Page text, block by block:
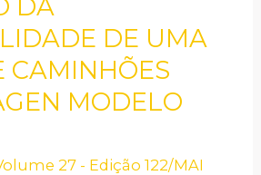
DA
DE UMA
CAMINHÕES
MODELO
27 - Edição 122/MAI